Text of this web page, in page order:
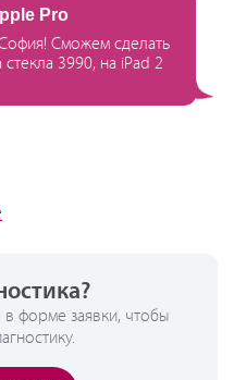
Pro
Сможем сделать
3990, на iPad 2
форме заявки, чтобы